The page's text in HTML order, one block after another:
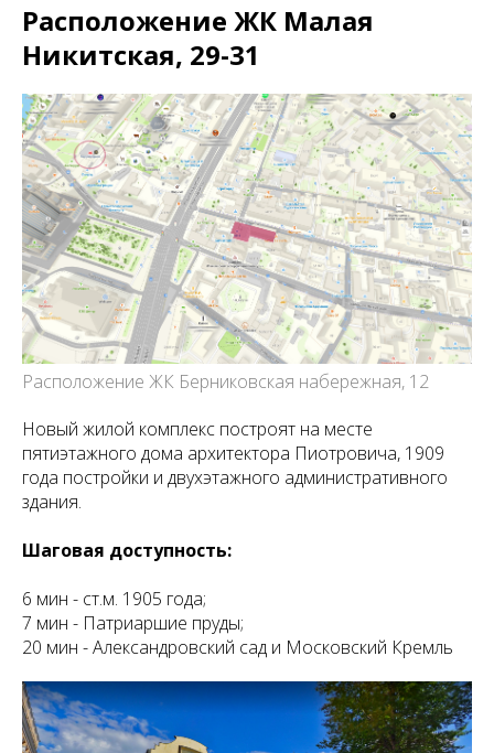
Расположение ЖК Малая
Никитская, 29-31
Расположение ЖК Берниковская набережная, 12
Новый жилой комплекс построят на месте
пятиэтажного дома архитектора Пиотровича, 1909
года постройки и двухэтажного административного
здания.
Шаговая доступность:
6 мин - ст.м. 1905 года;
7 мин - Патриаршие пруды;
20 мин - Александровский сад и Московский Кремль